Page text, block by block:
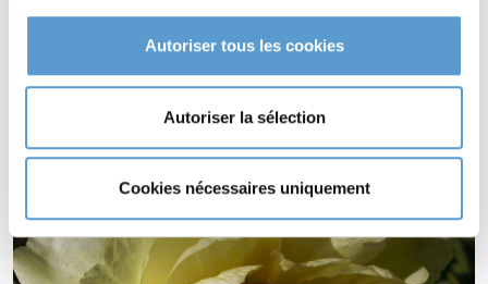
Autoriser tous les cookies
Autoriser la sélection
Cookies nécessaires uniquement
Type de sol dePAEONIA 'High Noon'
tout type de sol.
PAEONIA 'High Noon' est odorante ().